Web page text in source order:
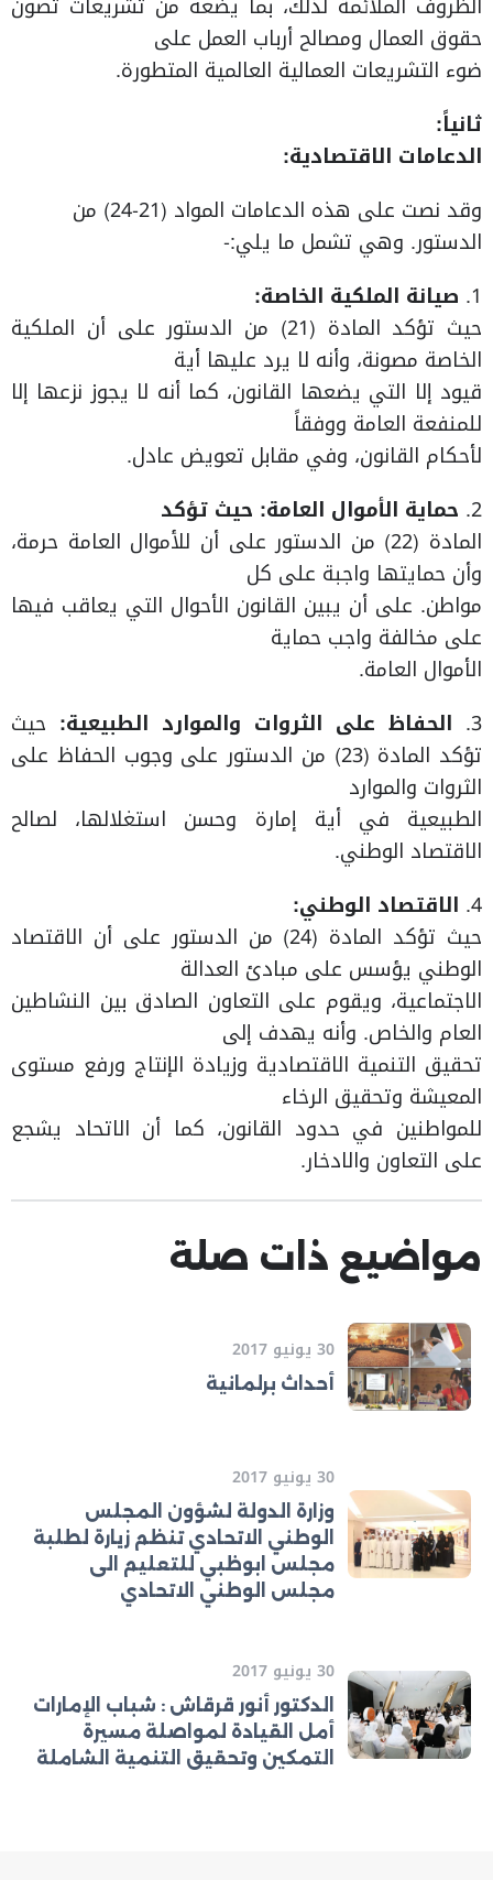
حقوق العمال ومصالح أرباب العمل على
ضوء التشريعات العمالية العالمية المتطورة.
ثانياً:
الدعامات الاقتصادية:
وقد نصت على هذه الدعامات المواد (21-24) من
الدستور. وهي تشمل ما يلي:-
1. صيانة الملكية الخاصة:
حيث تؤكد المادة (21) من الدستور على أن الملكية
الخاصة مصونة، وأنه لا يرد عليها أية
قيود إلا التي يضعها القانون، كما أنه لا يجوز نزعها إلا
للمنفعة العامة ووفقاً
لأحكام القانون، وفي مقابل تعويض عادل.
2. حماية الأموال العامة: حيث تؤكد
المادة (22) من الدستور على أن للأموال العامة حرمة،
وأن حمايتها واجبة على كل
مواطن. على أن يبين القانون الأحوال التي يعاقب فيها
على مخالفة واجب حماية
الأموال العامة.
3. الحفاظ على الثروات والموارد الطبيعية: حيث
تؤكد المادة (23) من الدستور على وجوب الحفاظ على
الثروات والموارد
الطبيعية في أية إمارة وحسن استغلالها، لصالح
الاقتصاد الوطني.
4. الاقتصاد الوطني:
حيث تؤكد المادة (24) من الدستور على أن الاقتصاد
الوطني يؤسس على مبادئ العدالة
الاجتماعية، ويقوم على التعاون الصادق بين النشاطين
العام والخاص. وأنه يهدف إلى
تحقيق التنمية الاقتصادية وزيادة الإنتاج ورفع مستوى
المعيشة وتحقيق الرخاء
للمواطنين في حدود القانون، كما أن الاتحاد يشجع
على التعاون والادخار.
مواضيع ذات صلة
30 يونيو 2017
أحداث برلمانية
30 يونيو 2017
وزارة الدولة لشؤون المجلس
الوطني الاتحادي تنظم زيارة لطلبة
مجلس ابوظبي للتعليم الى
مجلس الوطني الاتحادي
30 يونيو 2017
الدكتور أنور قرقاش : شباب الإمارات
أمل القيادة لمواصلة مسيرة
التمكين وتحقيق التنمية الشاملة